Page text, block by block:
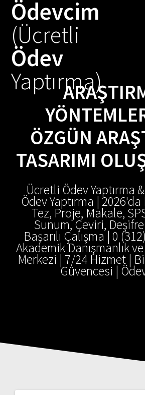
Ödevcim
(Ücretli
Ödev
Yaptırma)
ÖZGÜN
TASARIMI
Ücretli Ödev Yaptırma
Ödev Yaptırma |
Tez, Proje, Makale,
Sunum, Çeviri,
Başarılı Çalışma | 0
Akademik Danışmanlık
Merkezi | 7/24 Hizmet |
Güvencesi |